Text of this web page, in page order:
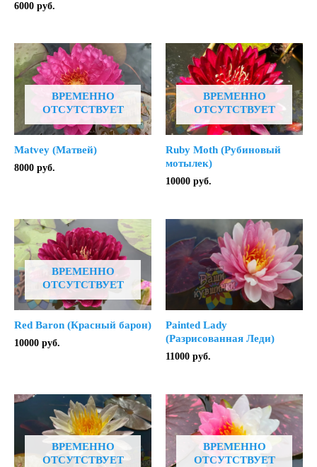
6000 руб.
ВРЕМЕННО
ОТСУТСТВУЕТ
Matvey (Матвей)
8000 руб.
ВРЕМЕННО
ОТСУТСТВУЕТ
Ruby Moth (Рубиновый
мотылек)
10000 руб.
ВРЕМЕННО
ОТСУТСТВУЕТ
Red Baron (Красный барон)
10000 руб.
Painted Lady
(Разрисованная Леди)
11000 руб.
ВРЕМЕННО
ОТСУТСТВУЕТ
ВРЕМЕННО
ОТСУТСТВУЕТ